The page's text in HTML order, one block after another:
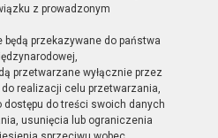
z prowadzonym
przekazywane do państwa
przetwarzane wyłącznie przez
realizacji celu przetwarzania,
dostępu do treści swoich danych
usunięcia lub ograniczenia